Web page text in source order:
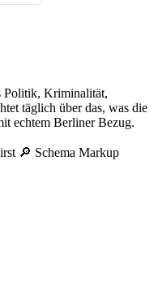
Politik, Kriminalität,
täglich über das, was die
echtem Berliner Bezug.
🔎 Schema Markup